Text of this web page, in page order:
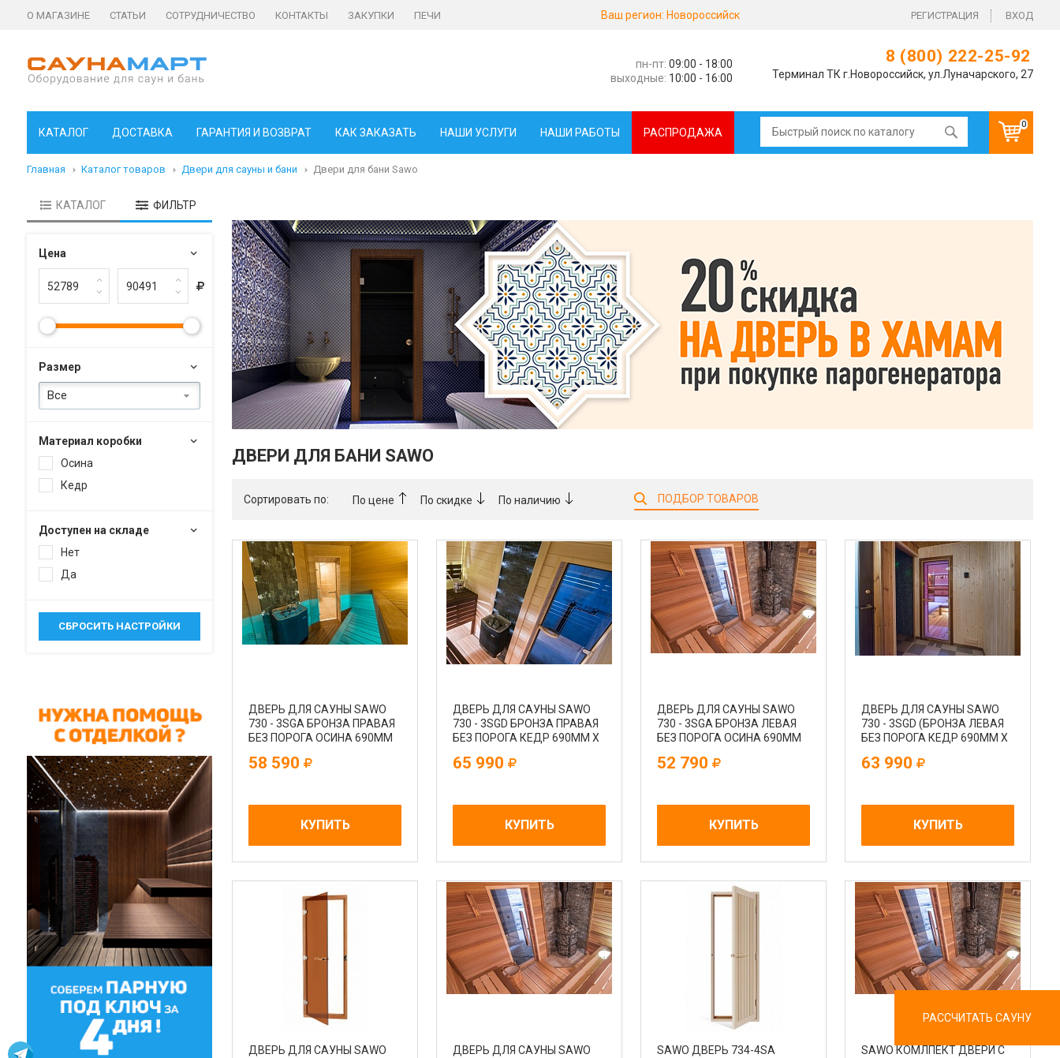
О МАГАЗИНЕ СТАТЬИ СОТРУДНИЧЕСТВО КОНТАКТЫ ЗАКУПКИ ПЕЧИ Ваш регион: Новороссийск РЕГИСТРАЦИЯ ВХОД
пн-пт: 09:00 - 18:00
выходные: 10:00 - 16:00
8 (800) 222-25-92
Терминал ТК г.Новороссийск, ул.Луначарского, 27
КАТАЛОГ ДОСТАВКА ГАРАНТИЯ И ВОЗВРАТ КАК ЗАКАЗАТЬ НАШИ УСЛУГИ НАШИ РАБОТЫ РАСПРОДАЖА
0
РАССЧИТАТЬ САУНУ
Главная Каталог товаров Двери для сауны и бани Двери для бани Sawo
КАТАЛОГ ФИЛЬТР
Цена
Размер
Все
Материал коробки
Осина
Кедр
Доступен на складе
Нет
Да
ДВЕРИ ДЛЯ БАНИ SAWO
Сортировать по: По цене По скидке По наличию ПОДБОР ТОВАРОВ
ДВЕРЬ ДЛЯ САУНЫ SAWO
730 - 3SGА БРОНЗА ПРАВАЯ
БЕЗ ПОРОГА ОСИНА 690MM
58 590
КУПИТЬ
ДВЕРЬ ДЛЯ САУНЫ SAWO
730 - 3SGD БРОНЗА ПРАВАЯ
БЕЗ ПОРОГА КЕДР 690MM Х
65 990
КУПИТЬ
ДВЕРЬ ДЛЯ САУНЫ SAWO
730 - 3SGА БРОНЗА ЛЕВАЯ
БЕЗ ПОРОГА ОСИНА 690MM
52 790
КУПИТЬ
ДВЕРЬ ДЛЯ САУНЫ SAWO
730 - 3SGD (БРОНЗА ЛЕВАЯ
БЕЗ ПОРОГА КЕДР 690MM Х
63 990
КУПИТЬ
ДВЕРЬ ДЛЯ САУНЫ SAWO
ДВЕРЬ ДЛЯ САУНЫ SAWO
SAWO ДВЕРЬ 734-4SA
SAWO КОМЛПЕКТ ДВЕРИ С